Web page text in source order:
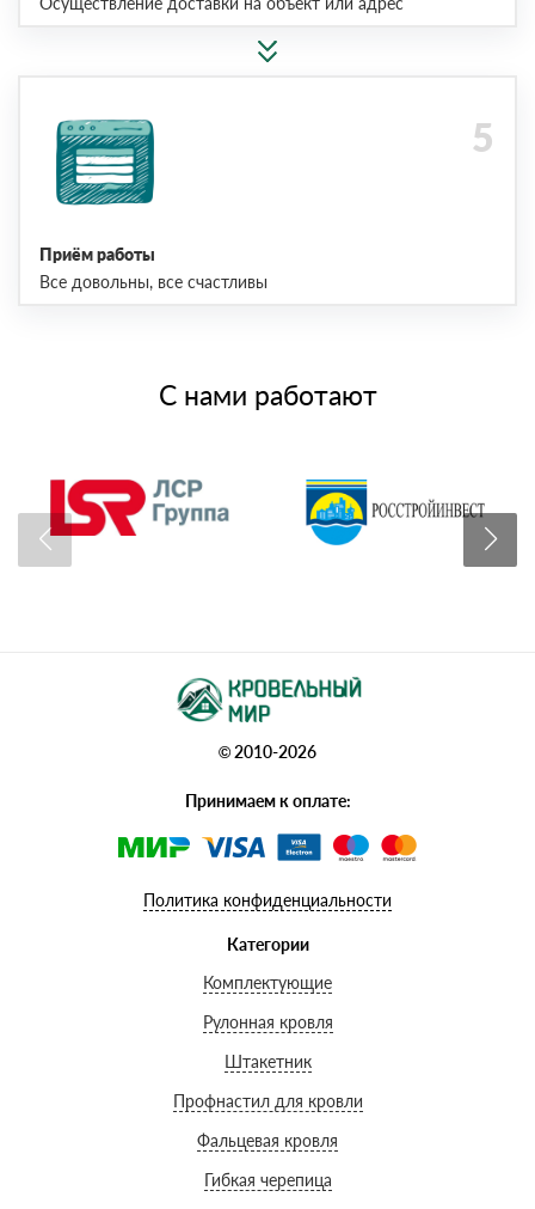
Приём работы
Все довольны, все счастливы
С нами работают
© 2010-2026
Принимаем к оплате:
Политика конфиденциальности
Категории
Комплектующие
Рулонная кровля
Штакетник
Профнастил для кровли
Фальцевая кровля
Гибкая черепица